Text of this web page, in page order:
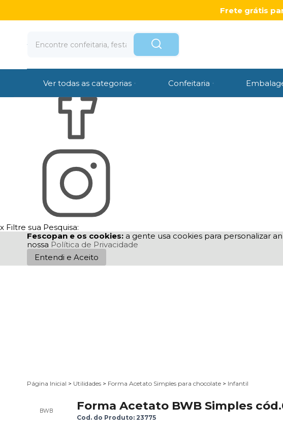
Página Inicial
Fale Conosco
x Filtre sua Pesquisa:
Fescopan e os cookies: a gente usa cookies para personalizar
nossa Política de Privacidade
Entendi e Aceito
Frete grátis
Ver todas as categorias Confeitaria
Página Inicial > Utilidades > Forma Acetato Simples para chocolate > Infantil
BWB Forma Acetato BWB Simples
Cod. do Produto: 23775